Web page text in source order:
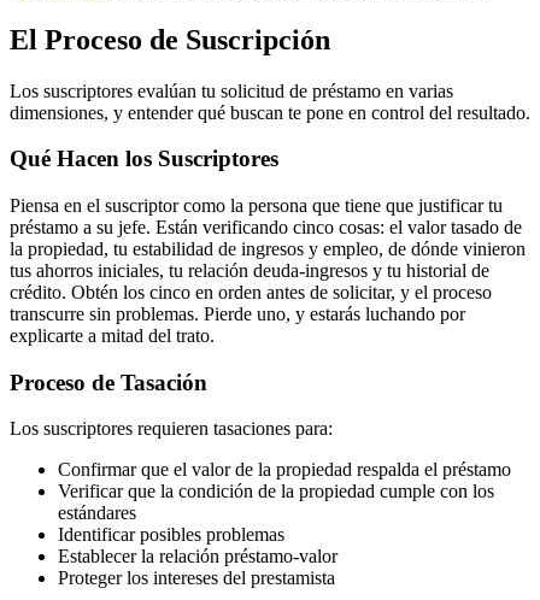
El Proceso de Suscripción
Los suscriptores evalúan tu solicitud de préstamo en varias
dimensiones, y entender qué buscan te pone en control del resultado.
Qué Hacen los Suscriptores
Piensa en el suscriptor como la persona que tiene que justificar tu
préstamo a su jefe. Están verificando cinco cosas: el valor tasado de
la propiedad, tu estabilidad de ingresos y empleo, de dónde vinieron
tus ahorros iniciales, tu relación deuda-ingresos y tu historial de
crédito. Obtén los cinco en orden antes de solicitar, y el proceso
transcurre sin problemas. Pierde uno, y estarás luchando por
explicarte a mitad del trato.
Proceso de Tasación
Los suscriptores requieren tasaciones para:
Confirmar que el valor de la propiedad respalda el préstamo
Verificar que la condición de la propiedad cumple con los
estándares
Identificar posibles problemas
Establecer la relación préstamo-valor
Proteger los intereses del prestamista